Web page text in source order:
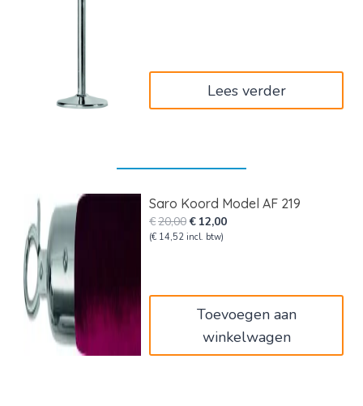
Lees verder
Saro Koord Model AF 219
€20,00Oorspronkelijke
prijs
€ 12,00Huidige
(€ 14,52 incl. btw)
Toevoegen aan
winkelwagen